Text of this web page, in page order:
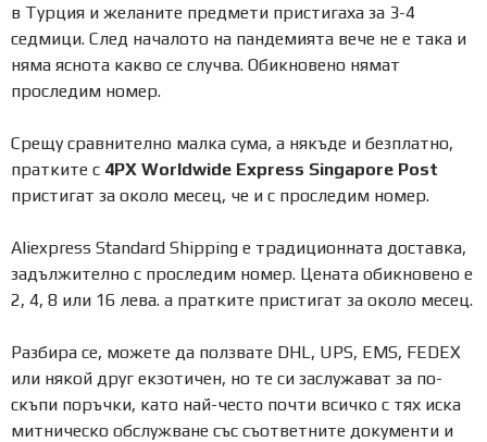
в Турция и желаните предмети пристигаха за 3-4
седмици. След началото на пандемията вече не е така и
няма яснота какво се случва. Обикновено нямат
проследим номер.
Срещу сравнително малка сума, а някъде и безплатно,
пратките с 4PX Worldwide Express Singapore Post
пристигат за около месец, че и с проследим номер.
Aliexpress Standard Shipping е традиционната доставка,
задължително с проследим номер. Цената обикновено е
2, 4, 8 или 16 лева. а пратките пристигат за около месец.
Разбира се, можете да ползвате DHL, UPS, EMS, FEDEX
или някой друг екзотичен, но те си заслужават за по-
скъпи поръчки, като най-често почти всичко с тях иска
митническо обслужване със съответните документи и